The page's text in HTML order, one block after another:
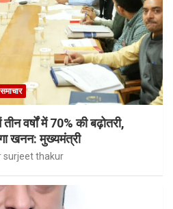
वर्षों में 70% की बढ़ोतरी,
खनन: मुख्यमंत्री
surjeet thakur